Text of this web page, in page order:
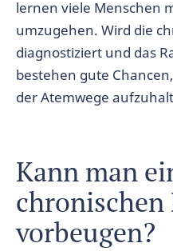
lernen viele Menschen
umzugehen. Wird die
diagnostiziert und das
bestehen gute
der Atemwege
Kann man
vorbeugen?